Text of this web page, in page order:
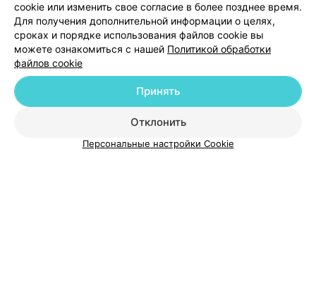
Добавить специалиста
О проекте Новости проекта
Размещение рекламы
Медицинский маркетинг
Публичный договор
Пользовательское соглашение
Способы оплаты
cookie или изменить свое согласие в более позднее время.
Для получения дополнительной информации о целях,
сроках и порядке использования файлов cookie вы
можете ознакомиться с нашей Политикой обработки
файлов cookie
Отклонить
Принять
Персональные настройки Cookie